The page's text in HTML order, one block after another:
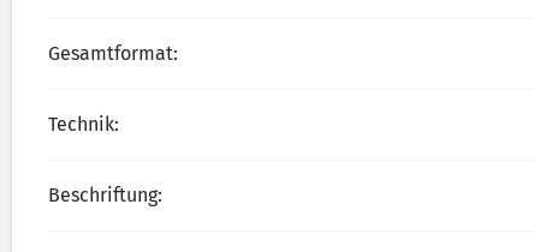
Gesamtformat:
Technik:
Beschriftung: